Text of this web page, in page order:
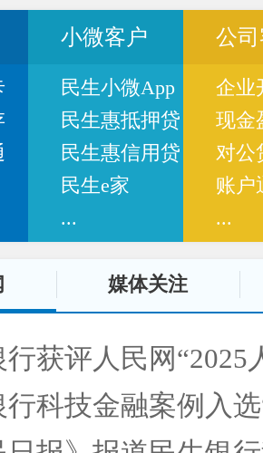
小微客户
民生小微App
民生惠抵押贷
民生惠信用贷
民生e家
...
公
企业
现金
对公
账户
...
媒体关注
行获评人民网“2025
技金融案例入选“2025人民